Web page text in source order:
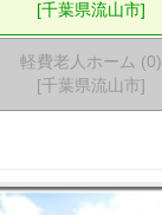
[千葉県流山市]
軽費老人ホーム (0)
[千葉県流山市]